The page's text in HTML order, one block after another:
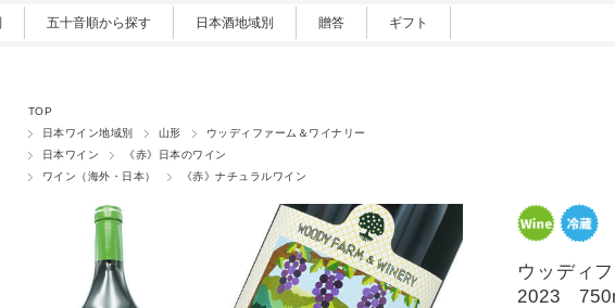
五十音順から探す 日本酒地域別 贈答 ギフト
TOP
日本ワイン地域別
山形
ウッディファーム＆ワイナリー
日本ワイン
《赤》日本のワイン
ワイン（海外・日本）
《赤》ナチュラルワイン
ウッディ
2023